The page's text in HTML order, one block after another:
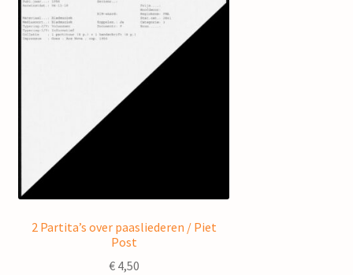
2 Partita’s over paasliederen / Piet
Post
€4,50